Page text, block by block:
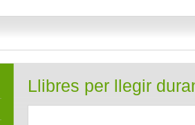
Llibres per llegir